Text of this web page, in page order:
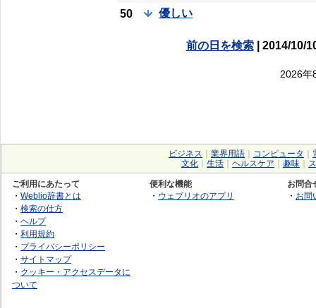
50
優しい
前の日を検索| 2014/10/
2026年
ビジネス 業界用語 コンピュータ
文化
生活 ヘルスケア 趣味
ご利用にあたって
・ Weblio辞書とは
・ 検索の仕方
・ ヘルプ
・ 利用規約
・ プライバシーポリシー
・ サイトマップ
・ クッキー・アクセスデータに
ついて
便利な機能
・ ウェブリオのアプリ
お問合
・ お問